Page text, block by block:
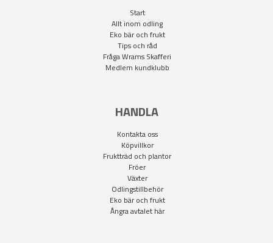
Start
Allt inom odling
Eko bär och frukt
Tips och råd
Fråga Wrams Skafferi
Medlem kundklubb
HANDLA
Kontakta oss
Köpvillkor
Fruktträd och plantor
Fröer
Växter
Odlingstillbehör
Eko bär och frukt
Ångra avtalet här